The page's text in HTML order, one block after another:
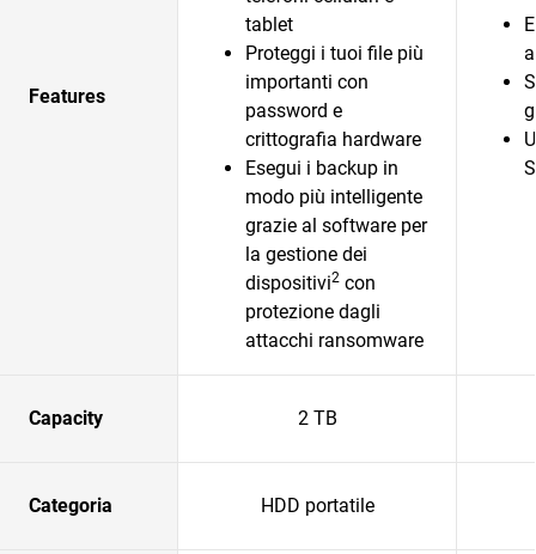
Features
tablet
Proteggi i tuoi file più
importanti con
password e
crittografia hardware
Esegui i backup in
modo più intelligente
grazie al software per
la gestione dei
dispositivi2 con
protezione dagli
attacchi ransomware
Capacity 2 TB
Categoria HDD portatile